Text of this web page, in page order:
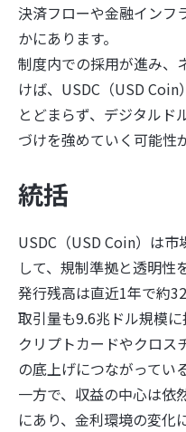
決済フローや金融インフ
かにあります。
制度内での採用が進み、
けば、USDC（USD
とどまらず、デジタルド
づけを強めていく可能性
統括
USDC（USD Coin）は
して、規制準拠と透明性
発行残高は直近1年で約
取引量も9.6兆ドル規模に
クリプトカードやクロス
の底上げにつながってい
一方で、収益の中心は依
にあり、金利環境の変化